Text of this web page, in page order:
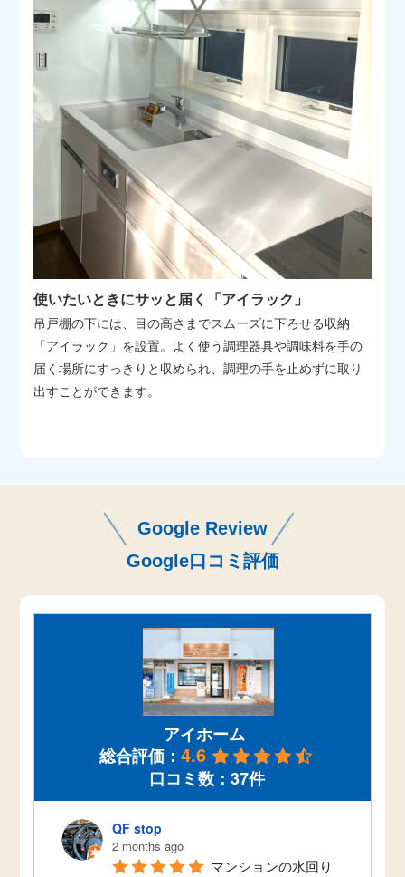
使いたいときにサッと届く「アイラック」
吊戸棚の下には、目の高さまでスムーズに下ろせる収納
「アイラック」を設置。よく使う調理器具や調味料を手の
届く場所にすっきりと収められ、調理の手を止めずに取り
出すことができます。
Google Review
Google口コミ評価
アイホーム
総合評価： 4.6
口コミ数：37件
QF stop
2 months ago
マンションの水回り